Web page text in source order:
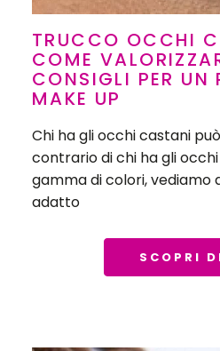
TRUCCO OCCHI
COME
CONSIGLI PER UN
MAKE UP
Chi ha gli occhi castani
contrario di chi ha gli
gamma di colori, vediamo
adatto
SCOPRI